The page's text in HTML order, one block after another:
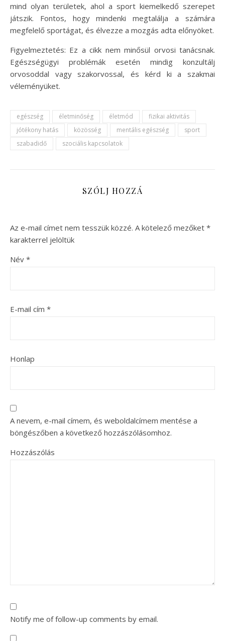
mind olyan területek, ahol a sport kiemelkedő szerepet
játszik. Fontos, hogy mindenki megtalálja a számára
megfelelő sportágat, és élvezze a mozgás adta előnyöket.
Figyelmeztetés: Ez a cikk nem minősül orvosi tanácsnak.
Egészségügyi problémák esetén mindig konzultálj
orvosoddal vagy szakorvossal, és kérd ki a szakmai
véleményüket.
egészség életminőség életmód
fizikai aktivitás
jótékony hatás
közösség mentális egészség
sport
szabadidő
szociális kapcsolatok
SZÓLJ HOZZÁ
Az e-mail címet nem tesszük közzé. A kötelező mezőket *
karakterrel jelöltük
Név *
E-mail cím *
Honlap
A nevem, e-mail címem, és weboldalcímem mentése a
böngészőben a következő hozzászólásomhoz.
Hozzászólás
Notify me of follow-up comments by email.